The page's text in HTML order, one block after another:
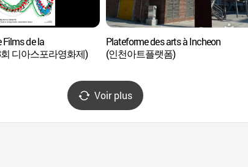
Films de la
디아스포라영화제)
Plateforme des arts à Incheon
(인천아트플랫폼)
Voir plus